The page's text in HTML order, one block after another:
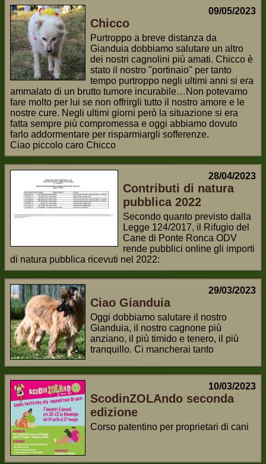
09/05/2023
Chicco
Purtroppo a breve distanza da
Gianduia dobbiamo salutare un altro
dei nostri cagnolini più amati. Chicco è
stato il nostro "portinaio" per tanto
tempo purtroppo negli ultimi anni si era
ammalato di un brutto tumore incurabile…Non potevamo
fare molto per lui se non offrirgli tutto il nostro amore e le
nostre cure. Negli ultimi giorni però la situazione si era
fatta sempre più compromessa e oggi abbiamo dovuto
farlo addormentare per risparmiargli sofferenze.
Ciao piccolo caro Chicco
28/04/2023
Contributi di natura
pubblica 2022
Secondo quanto previsto dalla
Legge 124/2017, il Rifugio del
Cane di Ponte Ronca ODV
rende pubblici online gli importi
di natura pubblica ricevuti nel 2022:
29/03/2023
Ciao Gianduia
Oggi dobbiamo salutare il nostro
Gianduia, il nostro cagnone più
anziano, il più timido e tenero, il più
tranquillo. Ci mancherai tanto
10/03/2023
ScodinZOLAndo seconda
edizione
Corso patentino per proprietari di cani